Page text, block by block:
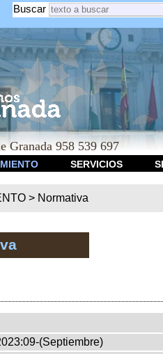
Buscar
958 539 697
SERVICIOS
> Normativa
(Septiembre)